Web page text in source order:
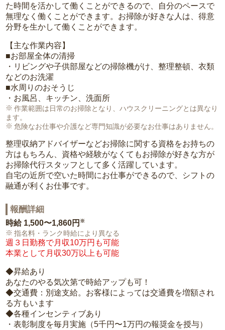
た時間を活かして働くことができるので、自分のペースで
無理なく働くことができます。お掃除が好きな人は、得意
分野を生かして働くことができます。
【主な作業内容】
■お部屋全体の清掃
・リビングや子供部屋などの掃除機がけ、整理整頓、衣類
などのお洗濯
■水周りのおそうじ
・お風呂、キッチン、洗面所
作業範囲は日常のお掃除となり、ハウスクリーニングとは異なり
ます。
危険なお仕事や介護など専門知識が必要なお仕事はありません。
整理収納アドバイザーなどお掃除に関する資格をお持ちの
方はもちろん、資格や経験がなくてもお掃除が好きな方が
お掃除代行スタッフとして多く活躍しています。
自宅の近所で空いた時間にお仕事ができるので、シフトの
融通が利くお仕事です。
報酬詳細
時給 1,500〜1,860円 ※
指名料・ランク時給により異なる
週３日勤務で月収10万円も可能
本業として月収30万以上も可能
◆昇給あり
あなたのやる気次第で時給アップも可！
◆交通費：別途支給。お客様によっては交通費を増額され
る方もいます
◆各種インセンティブあり
・表彰制度を毎月実施（5千円〜1万円の報奨金を授与）